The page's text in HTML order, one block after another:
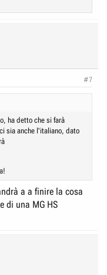
#7
ha detto che si farà
sia anche l'italiano, dato
a a finire la cosa
di una MG HS